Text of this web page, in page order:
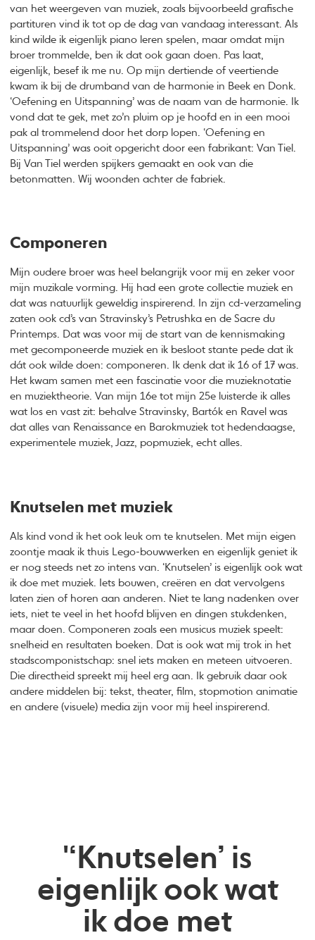
van het weergeven van muziek, zoals bijvoorbeeld grafische
partituren vind ik tot op de dag van vandaag interessant. Als
kind wilde ik eigenlijk piano leren spelen, maar omdat mijn
broer trommelde, ben ik dat ook gaan doen. Pas laat,
eigenlijk, besef ik me nu. Op mijn dertiende of veertiende
kwam ik bij de drumband van de harmonie in Beek en Donk.
‘Oefening en Uitspanning’ was de naam van de harmonie. Ik
vond dat te gek, met zo’n pluim op je hoofd en in een mooi
pak al trommelend door het dorp lopen. ‘Oefening en
Uitspanning’ was ooit opgericht door een fabrikant: Van Tiel.
Bij Van Tiel werden spijkers gemaakt en ook van die
betonmatten. Wij woonden achter de fabriek.
Componeren
Mijn oudere broer was heel belangrijk voor mij en zeker voor
mijn muzikale vorming. Hij had een grote collectie muziek en
dat was natuurlijk geweldig inspirerend. In zijn cd-verzameling
zaten ook cd’s van Stravinsky’s Petrushka en de Sacre du
Printemps. Dat was voor mij de start van de kennismaking
met gecomponeerde muziek en ik besloot stante pede dat ik
dát ook wilde doen: componeren. Ik denk dat ik 16 of 17 was.
Het kwam samen met een fascinatie voor die muzieknotatie
en muziektheorie. Van mijn 16e tot mijn 25e luisterde ik alles
wat los en vast zit: behalve Stravinsky, Bartók en Ravel was
dat alles van Renaissance en Barokmuziek tot hedendaagse,
experimentele muziek, Jazz, popmuziek, echt alles.
Knutselen met muziek
Als kind vond ik het ook leuk om te knutselen. Met mijn eigen
zoontje maak ik thuis Lego-bouwwerken en eigenlijk geniet ik
er nog steeds net zo intens van. ‘Knutselen’ is eigenlijk ook wat
ik doe met muziek. Iets bouwen, creëren en dat vervolgens
laten zien of horen aan anderen. Niet te lang nadenken over
iets, niet te veel in het hoofd blijven en dingen stukdenken,
maar doen. Componeren zoals een musicus muziek speelt:
snelheid en resultaten boeken. Dat is ook wat mij trok in het
stadscomponistschap: snel iets maken en meteen uitvoeren.
Die directheid spreekt mij heel erg aan. Ik gebruik daar ook
andere middelen bij: tekst, theater, film, stopmotion animatie
en andere (visuele) media zijn voor mij heel inspirerend.
'‘Knutselen’ is
eigenlijk ook wat
ik doe met